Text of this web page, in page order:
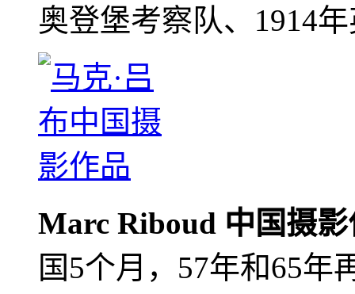
奥登堡考察队、1914
Marc Riboud 中国摄
国5个月，57年和65年